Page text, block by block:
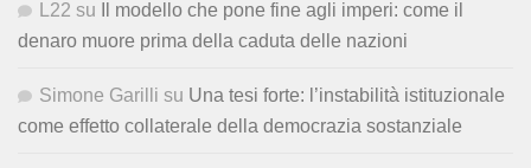
L22 su
Il modello che pone fine agli imperi: come il
denaro muore prima della caduta delle nazioni
Simone Garilli su Una tesi forte: l’instabilità istituzionale
come effetto collaterale della democrazia sostanziale